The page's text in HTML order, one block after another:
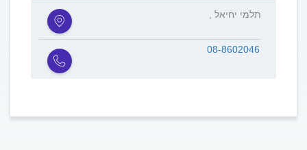
, תלמי יחיאל
08-8602046